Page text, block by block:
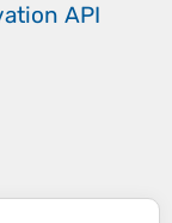
API